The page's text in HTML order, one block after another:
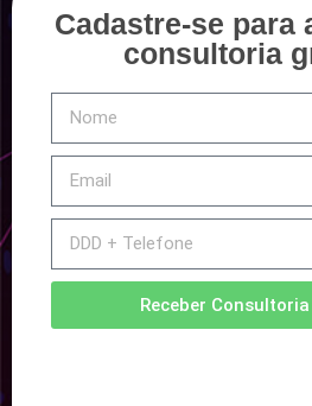
Cadastre-se para
consultoria
Receber